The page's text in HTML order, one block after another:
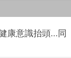
康意識抬頭...同